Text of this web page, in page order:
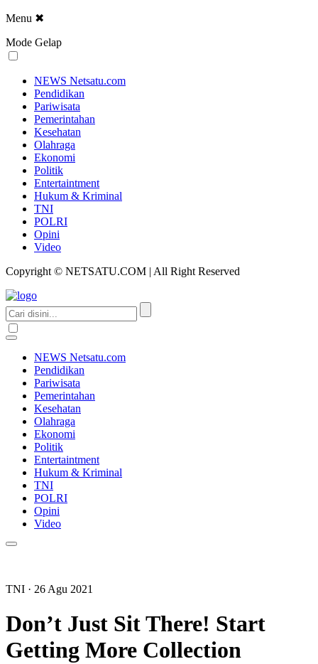
Menu ✖
Mode Gelap
NEWS Netsatu.com
Pendidikan
Pariwisata
Pemerintahan
Kesehatan
Olahraga
Ekonomi
Politik
Entertaintment
Hukum & Kriminal
TNI
POLRI
Opini
Video
Copyright © NETSATU.COM | All Right Reserved
NEWS Netsatu.com
Pendidikan
Pariwisata
Pemerintahan
Kesehatan
Olahraga
Ekonomi
Politik
Entertaintment
Hukum & Kriminal
TNI
POLRI
Opini
Video
TNI · 26 Agu 2021
Don’t Just Sit There! Start
Getting More Collection